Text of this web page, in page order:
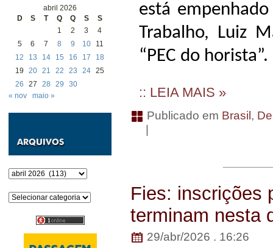
abril 2026
D
S T Q Q S
S
1
2 3
4
5
6 7 8 9 10
11
12
13 14 15 16 17
18
19
20 21 22 23 24 25
26
27 28 29
30
« nov
maio »
Arquivos
Categorias
está
Trabalho, Luiz
“PEC do horista”.
:: LEIA MAIS »
Publicado em Brasil ,
Fies: inscrições
terminam nesta
29/abr/2026 . 16:26